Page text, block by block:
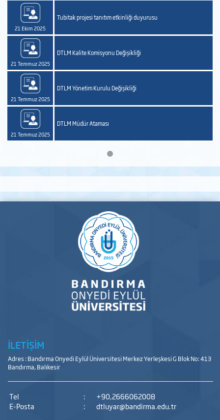
21 Ekim 2025
Tubitak projesi tanıtım etkinliği duyurusu
21 Temmuz 2025
DTLM Kalite Komisyonu Değişikliği
21 Temmuz 2025
DTLM Yönetim Kurulu Değişikliği
21 Temmuz 2025
DTLM Müdür Ataması
İLETİŞİM
Adres : Bandırma Onyedi Eylül Üniversitesi Merkez Yerleşkesi G Blok No: 413
Bandırma, Balıkesir
Tel :
+90,2666062008
E-Posta
: dtluyar@bandirma.edu.tr